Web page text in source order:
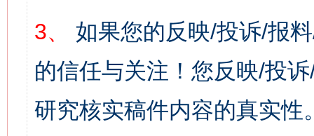
3、
如果您的反映/投诉/报
的信任与关注！您反映/投
研究核实稿件内容的真实